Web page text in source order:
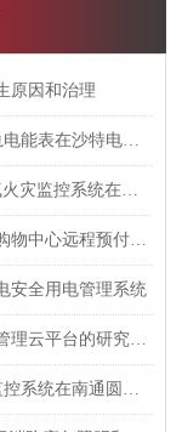
原因和治理
安全用电管理系统